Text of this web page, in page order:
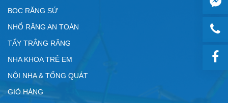
BỌC RĂNG SỨ
NHỔ RĂNG AN TOÀN
TẨY TRẮNG RĂNG
NHA KHOA TRẺ EM
NỘI NHA & TỔNG QUÁT
GIỎ HÀNG